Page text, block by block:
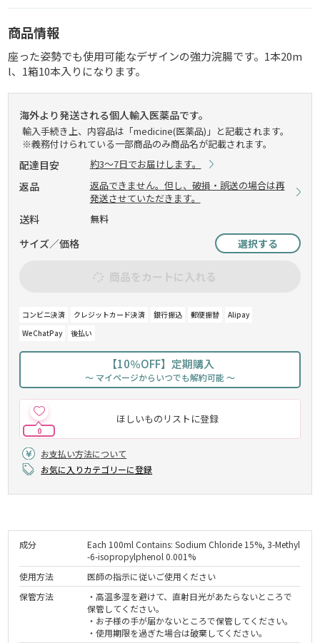
商品情報
座った姿勢でも使用可能なデザインの強力浣腸です。1本20m
l、1箱10本入りになります。
海外より発送される個人輸入医薬品です。
輸入手続き上、内容品は「medicine(医薬品)」と記載されます。
※義務付けられている一部商品のみ商品名が記載されます。
配達目安 約3～7日でお届けします。
返品
返品できません。但し、破損・誤送の場合は再
発送させていただきます。
送料 無料
サイズ／価格 選択する
商品をカートに入れる
コンビニ決済 クレジットカード決済 銀行振込 郵便振替
Alipay
WeChatPay
後払い
【10％OFF】定期購入
～ マイページからいつでも解約可能 ～
ほしいものリストに登録
0
お支払い方法について
お気に入りカテゴリーに登録
成分
Each 100ml Contains: Sodium Chloride 15%, 3-Methyl
-6-isopropylphenol 0.001%
使用方法
医師の指示に従いご使用ください
保管方法
・高温多湿を避けて、直射日光があたらないところで
保管してください。
・お子様の手が届かないところで保管してください。
・使用期限を過ぎた場合は破棄してください。